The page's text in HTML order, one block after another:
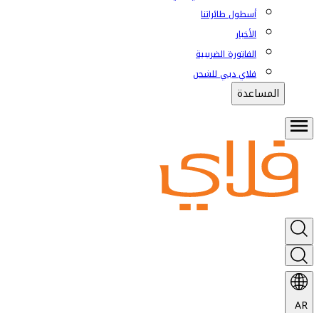
أسطول طائراتنا
الأخبار
الفاتورة الضريبية
فلاي دبي للشحن
المساعدة
AR